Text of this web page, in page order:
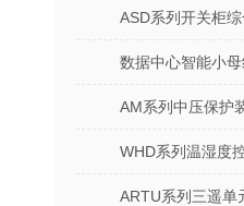
ASD系列开关柜
数据中心智能小
AM系列中压保护
WHD系列温湿度
ARTU系列三遥单